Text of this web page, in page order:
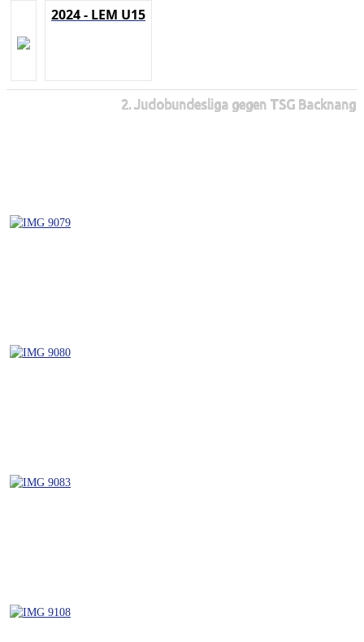
2024 - LEM U15
2. Judobundesliga gegen TSG Backnang